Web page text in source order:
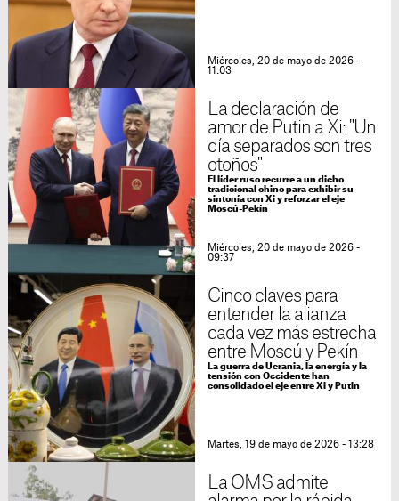
Miércoles, 20 de mayo de 2026 -
11:03
La declaración de
amor de Putin a Xi: "Un
día separados son tres
otoños"
El líder ruso recurre a un dicho
tradicional chino para exhibir su
sintonía con Xi y reforzar el eje
Moscú-Pekín
Miércoles, 20 de mayo de 2026 -
09:37
Cinco claves para
entender la alianza
cada vez más estrecha
entre Moscú y Pekín
La guerra de Ucrania, la energía y la
tensión con Occidente han
consolidado el eje entre Xi y Putin
Martes, 19 de mayo de 2026 - 13:28
La OMS admite